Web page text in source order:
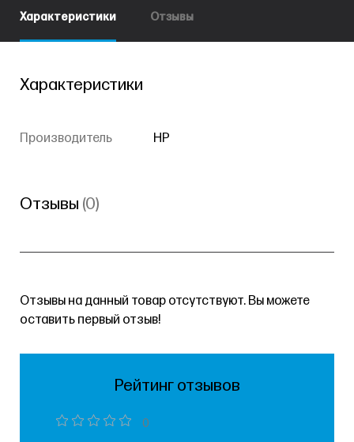
Характеристики Отзывы
Характеристики
Производитель HP
Отзывы (0)
Отзывы на данный товар отсутствуют. Вы можете
оставить первый отзыв!
Рейтинг отзывов
0